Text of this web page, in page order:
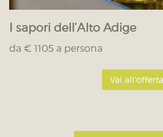
I sapori dell’Alto Adige
da € 1105 a persona
Vai all'offerta